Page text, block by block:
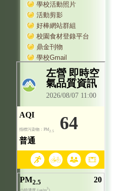
學校活動照片
活動剪影
好棒網站群組
校園食材登錄平台
鼎金刊物
學校Gmail